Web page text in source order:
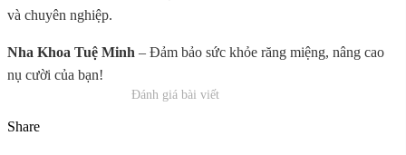
và chuyên nghiệp.
Nha Khoa Tuệ Minh – Đảm bảo sức khỏe răng miệng, nâng cao
nụ cười của bạn!
Đánh giá bài viết
Share